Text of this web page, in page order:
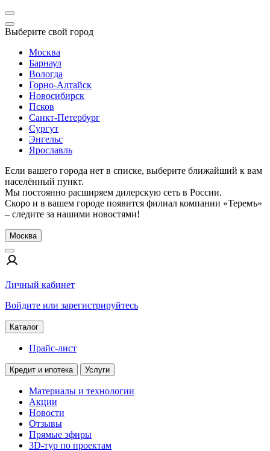
Выберите свой город
Москва
Барнаул
Вологда
Горно-Алтайск
Новосибирск
Псков
Санкт-Петербург
Сургут
Энгельс
Ярославль
Если вашего города нет в списке, выберите ближайший к вам
населённый пункт.
Мы постоянно расширяем дилерскую сеть в России.
Скоро и в вашем городе появится филиал компании «Теремъ»
– следите за нашими новостями!
Москва
Личный кабинет
Войдите или зарегистрируйтесь
Каталог
Прайс-лист
Кредит и ипотека Услуги
Материалы и технологии
Акции
Новости
Отзывы
Прямые эфиры
3D-тур по проектам